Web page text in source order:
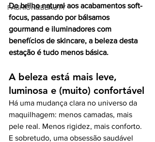
FASHION&BEAUTY
Do brilho natural aos acabamentos soft-
focus, passando por bálsamos
gourmand e iluminadores com
benefícios de skincare, a beleza desta
estação é tudo menos básica.
A beleza está mais leve,
luminosa e (muito) confortável
Há uma mudança clara no universo da
maquilhagem: menos camadas, mais
pele real. Menos rigidez, mais conforto.
E sobretudo, uma obsessão saudável